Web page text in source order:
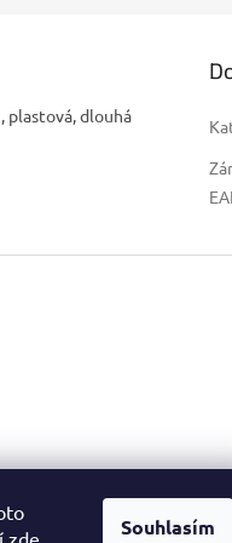
zde Souhlasím
plastová, dlouhá